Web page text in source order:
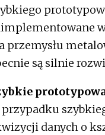
przemysłu
są silnie
przypadku
danych o